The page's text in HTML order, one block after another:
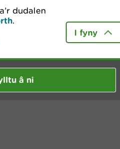
dudalen
.
I fyny
â ni